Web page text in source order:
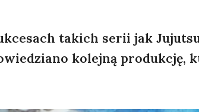
takich serii jak
kolejną produkcję,